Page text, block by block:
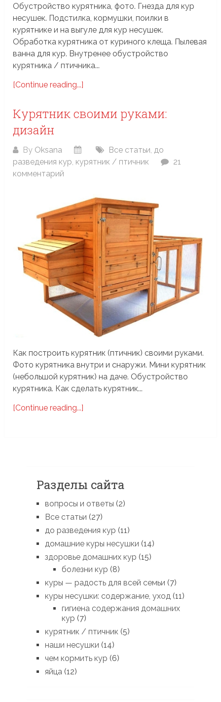
Обустройство курятника, фото. Гнезда для кур
несушек. Подстилка, кормушки, поилки в
курятнике и на выгуле для кур несушек.
Обработка курятника от куриного клеща. Пылевая
ванна для кур. Внутренее обустройство
курятника / птичника...
[Continue reading...]
Курятник своими руками:
дизайн
By Oksana Все статьи, до
разведения кур, курятник / птичник
21
комментарий
Как построить курятник (птичник) своими руками.
Фото курятника внутри и снаружи. Мини курятник
(небольшой курятник) на даче. Обустройство
курятника. Как сделать курятник...
[Continue reading...]
Разделы сайта
вопросы и ответы (2)
Все статьи (27)
до разведения кур (11)
домашние куры несушки (14)
здоровье домашних кур (15)
болезни кур (8)
куры — радость для всей семьи (7)
куры несушки: содержание, уход(11)
гигиена содержания домашних
кур (7)
курятник / птичник(5)
наши несушки (14)
чем кормить кур (6)
яйца(12)